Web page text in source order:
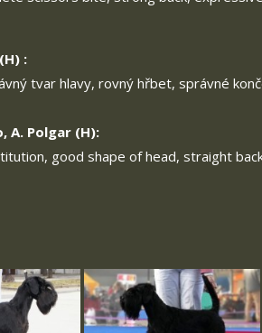
:
tvar hlavy, rovný hřbet, správné
A. Polgar (H):
good shape of head, straight